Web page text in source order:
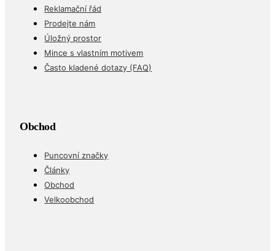
Reklamační řád
Prodejte nám
Úložný prostor
Mince s vlastním motivem
Často kladené dotazy (FAQ)
Obchod
Puncovní značky
Články
Obchod
Velkoobchod